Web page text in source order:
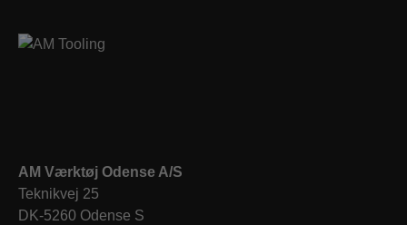
AM Værktøj Odense A/S
Teknikvej 25
DK-5260 Odense S